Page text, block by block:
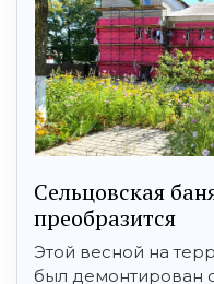
Сельцовская
преобразится
Этой весной на
был демонтирован